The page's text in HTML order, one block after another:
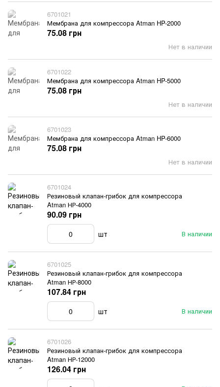
6701021
Мембрана для компрессора Atman HP-2000
Нет в наличии
75.08 грн
6701022
Мембрана для компрессора Atman HP-5000
Нет в наличии
75.08 грн
6701023
Мембрана для компрессора Atman HP-6000
Нет в наличии
75.08 грн
6701024
Резиновый клапан-грибок для компрессора
Atman НР-4000
В наличии
90.09 грн
шт
6701025
Резиновый клапан-грибок для компрессора
Atman НР-8000
В наличии
107.84 грн
шт
6701026
Резиновый клапан-грибок для компрессора
Atman НР-12000
126.04 грн